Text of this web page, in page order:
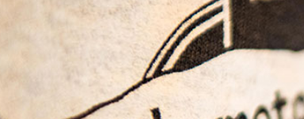
ABOUT